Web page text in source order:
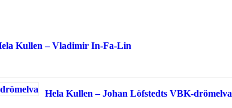
Kullen – Vladimir In-Fa-Lin
Hela Kullen – Johan Löfstedts VBK-drömelva